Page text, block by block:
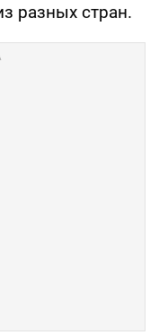
разных стран.